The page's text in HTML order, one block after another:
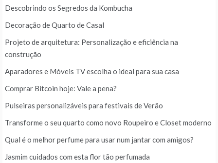
Descobrindo os Segredos da Kombucha
Decoração de Quarto de Casal
Projeto de arquitetura: Personalização e eficiência na
construção
Aparadores e Móveis TV escolha o ideal para sua casa
Comprar Bitcoin hoje: Vale a pena?
Pulseiras personalizáveis para festivais de Verão
Transforme o seu quarto como novo Roupeiro e Closet moderno
Qual é o melhor perfume para usar num jantar com amigos?
Jasmim cuidados com esta flor tão perfumada